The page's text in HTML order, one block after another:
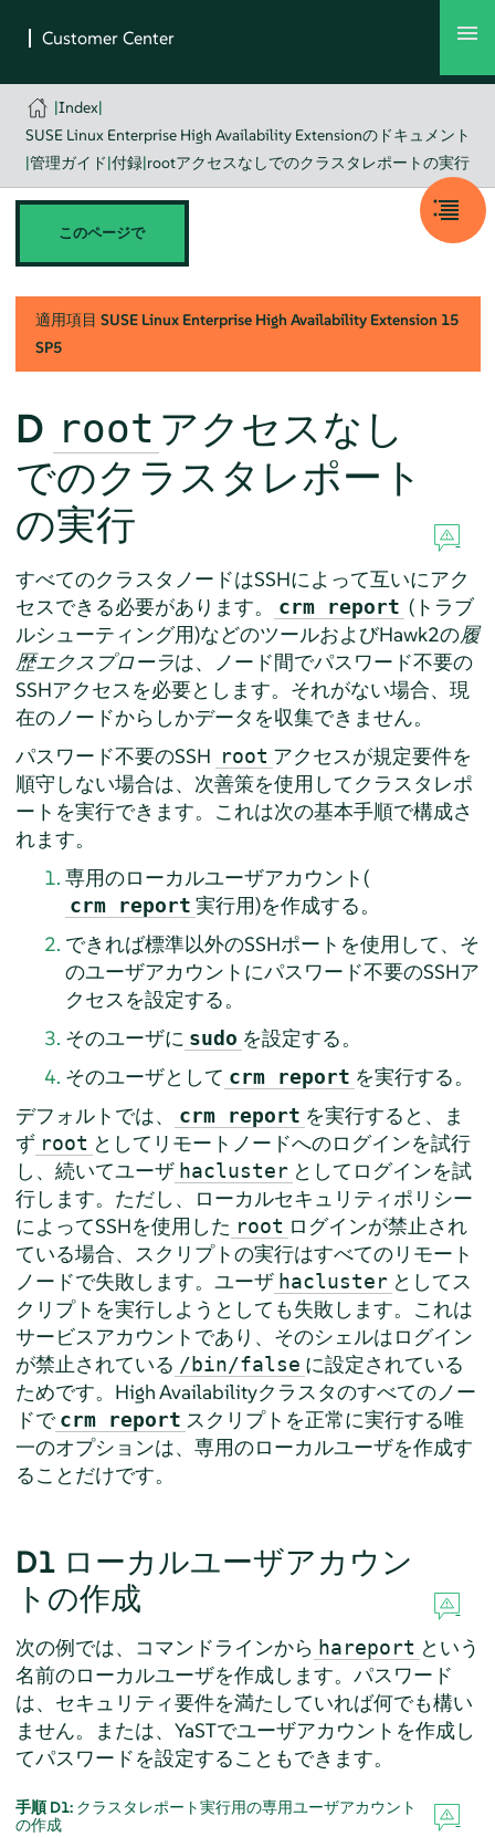
|Index|
SUSE Linux Enterprise High Availability Extensionのドキュメント
|管理ガイド|付録|rootアクセスなしでのクラスタレポートの実行
このページで
適用項目 SUSE Linux Enterprise High Availability Extension 15
SP5
D root アクセスなし
でのクラスタレポート
の実行
すべてのクラスタノードはSSHによって互いにアク
セスできる必要があります。
crm report (トラブ
ルシューティング用)などのツールおよびHawk2の履
歴エクスプローラは、ノード間でパスワード不要の
SSHアクセスを必要とします。それがない場合、現
在のノードからしかデータを収集できません。
パスワード不要のSSH root アクセスが規定要件を
順守しない場合は、次善策を使用してクラスタレポ
ートを実行できます。これは次の基本手順で構成さ
れます。
専用のローカルユーザアカウント(
crm report 実行用)を作成する。
できれば標準以外のSSHポートを使用して、そ
のユーザアカウントにパスワード不要のSSHア
クセスを設定する。
そのユーザに sudo を設定する。
そのユーザとして crm report を実行する。
デフォルトでは、
crm report を実行すると、ま
ず root としてリモートノードへのログインを試行
し、続いてユーザ hacluster としてログインを試
行します。ただし、ローカルセキュリティポリシー
によってSSHを使用した root ログインが禁止され
ている場合、スクリプトの実行はすべてのリモート
ノードで失敗します。ユーザ hacluster としてス
クリプトを実行しようとしても失敗します。これは
サービスアカウントであり、そのシェルはログイン
が禁止されている /bin/false に設定されている
ためです。High Availabilityクラスタのすべてのノー
ドで crm report スクリプトを正常に実行する唯
一のオプションは、専用のローカルユーザを作成す
ることだけです。
D1 ローカルユーザアカウン
トの作成
次の例では、コマンドラインから hareport という
名前のローカルユーザを作成します。パスワード
は、セキュリティ要件を満たしていれば何でも構い
ません。または、YaSTでユーザアカウントを作成し
てパスワードを設定することもできます。
手順 D1: クラスタレポート実行用の専用ユーザアカウント
の作成